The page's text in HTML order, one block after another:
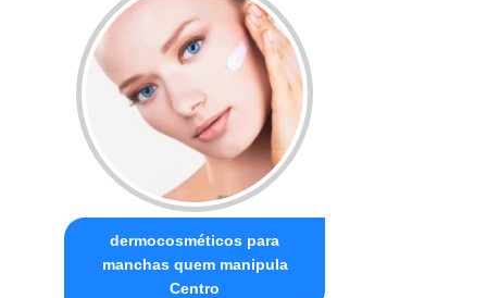
dermocosméticos para
manchas quem manipula
Centro